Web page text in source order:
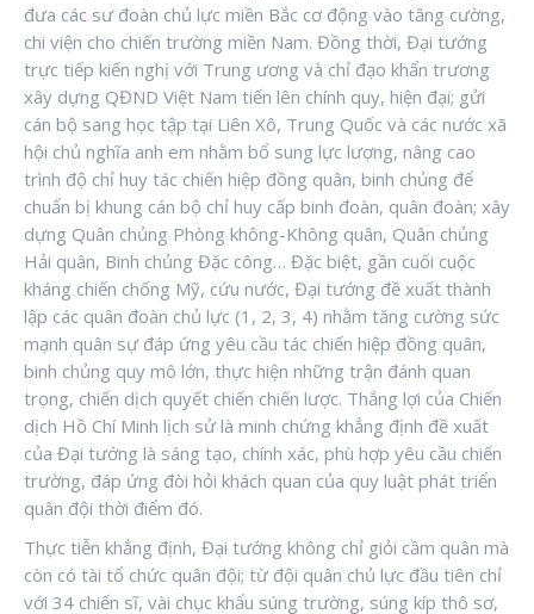
đưa các sư đoàn chủ lực miền Bắc cơ động vào tăng cường,
chi viện cho chiến trường miền Nam. Đồng thời, Đại tướng
trực tiếp kiến nghị với Trung ương và chỉ đạo khẩn trương
xây dựng QĐND Việt Nam tiến lên chính quy, hiện đại; gửi
cán bộ sang học tập tại Liên Xô, Trung Quốc và các nước xã
hội chủ nghĩa anh em nhằm bổ sung lực lượng, nâng cao
trình độ chỉ huy tác chiến hiệp đồng quân, binh chủng để
chuẩn bị khung cán bộ chỉ huy cấp binh đoàn, quân đoàn; xây
dựng Quân chủng Phòng không-Không quân, Quân chủng
Hải quân, Binh chủng Đặc công… Đặc biệt, gần cuối cuộc
kháng chiến chống Mỹ, cứu nước, Đại tướng đề xuất thành
lập các quân đoàn chủ lực (1, 2, 3, 4) nhằm tăng cường sức
mạnh quân sự đáp ứng yêu cầu tác chiến hiệp đồng quân,
binh chủng quy mô lớn, thực hiện những trận đánh quan
trọng, chiến dịch quyết chiến chiến lược. Thắng lợi của Chiến
dịch Hồ Chí Minh lịch sử là minh chứng khẳng định đề xuất
của Đại tướng là sáng tạo, chính xác, phù hợp yêu cầu chiến
trường, đáp ứng đòi hỏi khách quan của quy luật phát triển
quân đội thời điểm đó.
Thực tiễn khẳng định, Đại tướng không chỉ giỏi cầm quân mà
còn có tài tổ chức quân đội; từ đội quân chủ lực đầu tiên chỉ
với 34 chiến sĩ, vài chục khẩu súng trường, súng kíp thô sơ,